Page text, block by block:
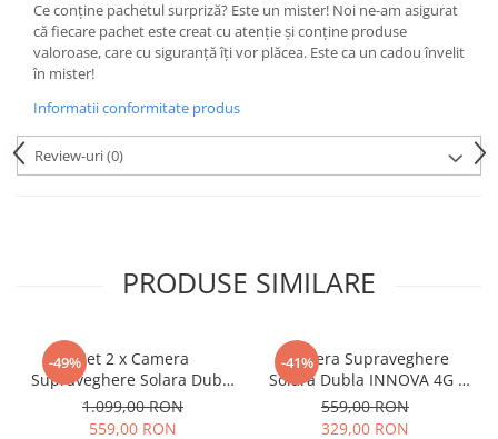
Ce conține pachetul surpriză? Este un mister! Noi ne-am asigurat
că fiecare pachet este creat cu atenție și conține produse
valoroase, care cu siguranță îți vor plăcea. Este ca un cadou învelit
în mister!
Informatii conformitate produs
Review-uri(0)
PRODUSE SIMILARE
-49%Set 2 x Camera
Supraveghere Solara Dubla
INNOVA 4G , 6MP , Full HD,
PTZ 360°, baterie
1.099,00 RON
559,00 RON
-41%
Camera Supraveghere
Solara Dubla INNOVA 4G ,
6MP , Full HD, PTZ 360°,
baterie 12000mAh, vedere
559,00 RON
329,00 RON